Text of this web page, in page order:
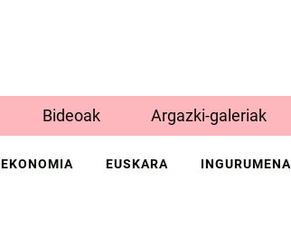
Bideoak Argazki-galeriak
EKONOMIA EUSKARA INGURUMENA